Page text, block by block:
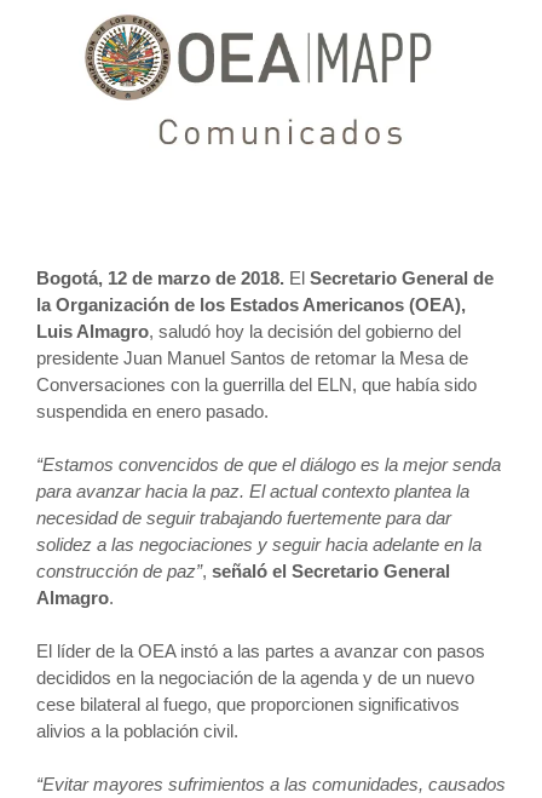
Bogotá, 12 de marzo de 2018. El Secretario General de
la Organización de los Estados Americanos (OEA),
Luis Almagro, saludó hoy la decisión del gobierno del
presidente Juan Manuel Santos de retomar la Mesa de
Conversaciones con la guerrilla del ELN, que había sido
suspendida en enero pasado.
“Estamos convencidos de que el diálogo es la mejor senda
para avanzar hacia la paz. El actual contexto plantea la
necesidad de seguir trabajando fuertemente para dar
solidez a las negociaciones y seguir hacia adelante en la
construcción de paz”, señaló el Secretario General
Almagro.
El líder de la OEA instó a las partes a avanzar con pasos
decididos en la negociación de la agenda y de un nuevo
cese bilateral al fuego, que proporcionen significativos
alivios a la población civil.
“Evitar mayores sufrimientos a las comunidades, causados